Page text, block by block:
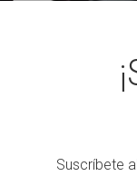
Suscríbete